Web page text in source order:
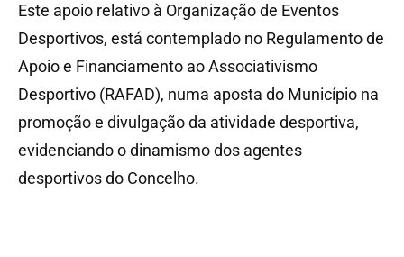
Este apoio relativo à Organização de Eventos
Desportivos, está contemplado no Regulamento de
Apoio e Financiamento ao Associativismo
Desportivo (RAFAD), numa aposta do Município na
promoção e divulgação da atividade desportiva,
evidenciando o dinamismo dos agentes
desportivos do Concelho.